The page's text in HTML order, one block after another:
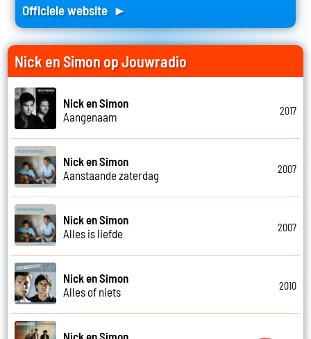
Officiele website ►
Nick en Simon op Jouwradio
Nick en Simon
Aangenaam
2017
Nick en Simon
Aanstaande zaterdag
2007
Nick en Simon
Alles is liefde
2007
Nick en Simon
Alles of niets
2010
Nick en Simon